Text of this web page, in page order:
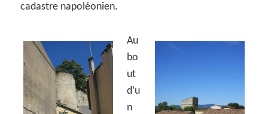
cadastre napoléonien.
Au
bo
ut
d’u
n